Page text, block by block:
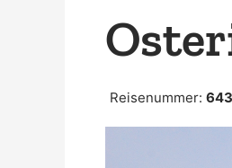
Reisenummer: